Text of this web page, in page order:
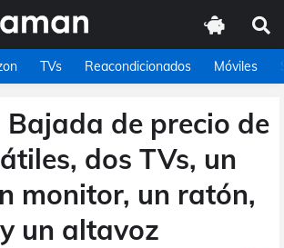
TVs Reacondicionados Móviles
Bajada de precio de
dos TVs, un
monitor, un ratón,
un altavoz